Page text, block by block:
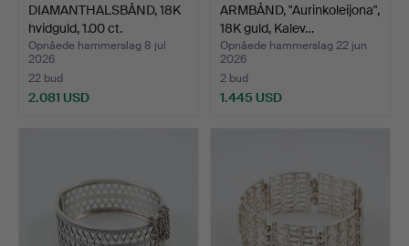
DIAMANTHALSBÅND, 18K
hvidguld, 1.00 ct.
Opnåede hammerslag 8 jul
2026
22 bud
2.081 USD
ARMBÅND, "Aurinkoleijona",
18K guld, Kalev…
Opnåede hammerslag 22 jun
2026
2 bud
1.445 USD